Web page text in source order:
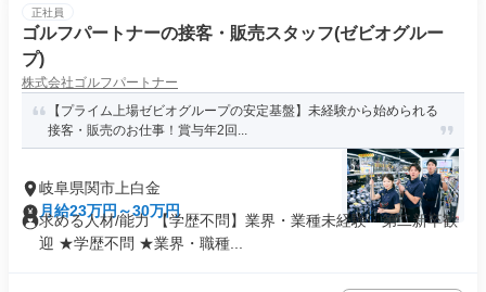
正社員
ゴルフパートナーの接客・販売スタッフ(ゼビオグルー
プ)
株式会社ゴルフパートナー
【プライム上場ゼビオグループの安定基盤】未経験から始められる
接客・販売のお仕事！賞与年2回...
岐阜県関市上白金
月給23万円～30万円
求める人材/能力 【学歴不問】業界・業種未経験・第⼆新卒歓
迎 ★学歴不問 ★業界・職種...